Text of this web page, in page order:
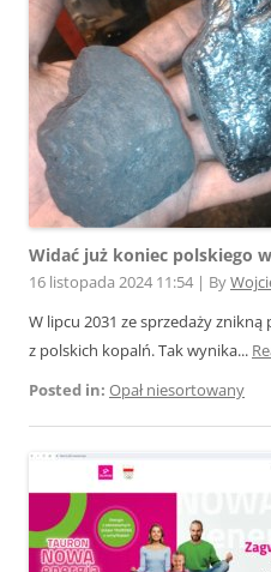
Widać już koniec polskiego
16 listopada 2024 11:54 | By
W lipcu 2031 ze sprzedaży
z polskich kopalń. Tak wynika...
Posted in: Opał niesortowany